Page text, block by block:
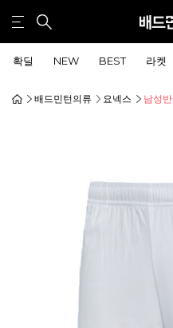
확딜 NEW BEST 라켓
배드민턴의류 요넥스 남성